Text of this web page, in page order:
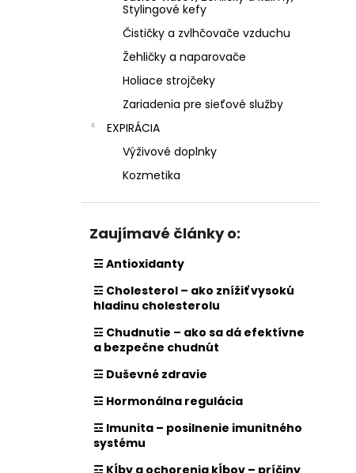
Stylingové kefy
Čističky a zvlhčovače vzduchu
Žehličky a naparovače
Holiace strojčeky
Zariadenia pre sieťové služby
EXPIRÁCIA
Výživové doplnky
Kozmetika
Zaujímavé články o:
☲ Antioxidanty
☲ Cholesterol – ako znížiť vysokú
hladinu cholesterolu
☲ Chudnutie – ako sa dá efektívne
a bezpečne chudnút
☲ Duševné zdravie
☲ Hormonálna regulácia
☲ Imunita – posilnenie imunitného
systému
☲ Kĺby a ochorenia kĺbov – príčiny